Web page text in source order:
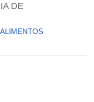
DE